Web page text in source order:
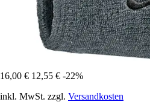
16,00 € 12,55 € -22%
inkl. MwSt. zzgl. Versandkosten